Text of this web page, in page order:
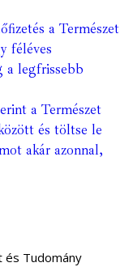
a Természet
féléves
a legfrissebb
a Természet
és töltse le
akár azonnal,
Tudomány